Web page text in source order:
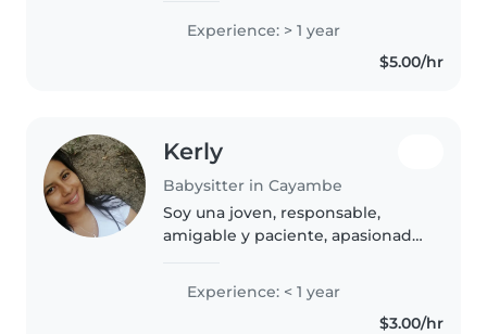
enseñarles con creatividad y
paciencia. Las manualidades y
música son cruciales para yo
Experience: > 1 year
$5.00/hr
Kerly
Babysitter in Cayambe
Soy una joven, responsable,
amigable y paciente, apasionada
formación en Desarrollo Infantil
Integral y me encanta jugar con
Experience: < 1 year
$3.00/hr